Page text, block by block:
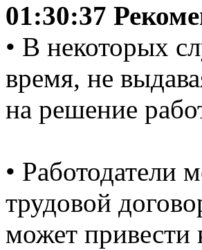
01:30:37
• В некоторых
время, не
на решение
• Работодатели
трудовой
может привести